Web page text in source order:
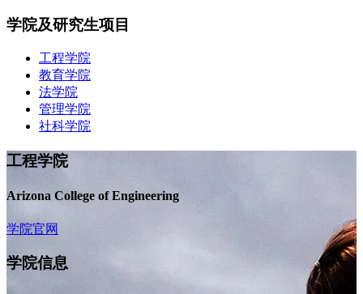
学院及研究生项目
工程学院
教育学院
法学院
管理学院
社科学院
工程学院
Arizona College of Engineering
学院官网
学院信息